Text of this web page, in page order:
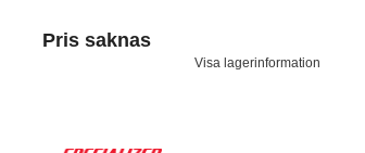
Pris saknas
Visa lagerinformation